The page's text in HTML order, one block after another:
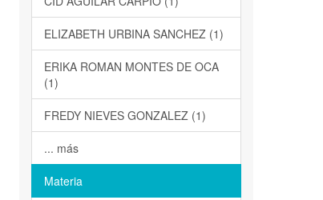
ELIZABETH URBINA SANCHEZ (1)
ERIKA ROMAN MONTES DE OCA
(1)
FREDY NIEVES GONZALEZ (1)
... más
Materia